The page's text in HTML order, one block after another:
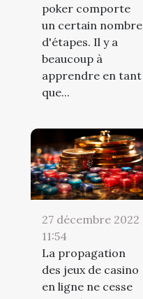
poker comporte
un certain nombre
d'étapes. Il y a
beaucoup à
apprendre en tant
que...
27 décembre 2022
11:54
La propagation
des jeux de casino
en ligne ne cesse